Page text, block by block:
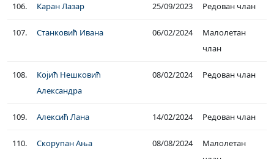
106. Каран Лазар 25/09/2023 Редован члан
107. Станковић Ивана 06/02/2024
Малолетан
члан
108.
Којић Нешковић
Александра
08/02/2024 Редован члан
109. Алексић Лана 14/02/2024 Редован члан
110. Скорупан Ања 08/08/2024
Малолетан